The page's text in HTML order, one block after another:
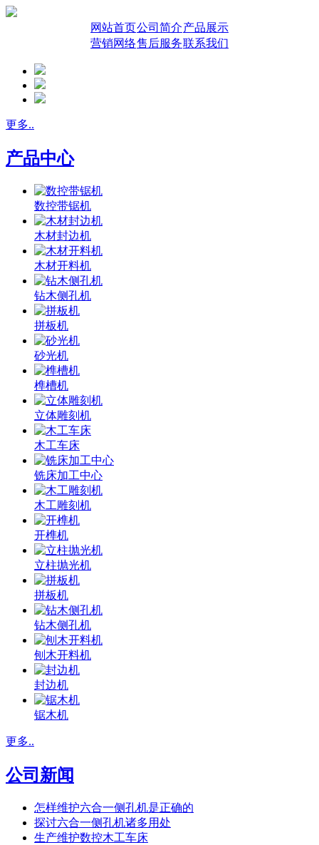
网站首页公司简介产品展示
营销网络售后服务联系我们
更多..
产品中心
数控带锯机
木材封边机
木材开料机
钻木侧孔机
拼板机
砂光机
榫槽机
立体雕刻机
木工车床
铣床加工中心
木工雕刻机
开榫机
立柱抛光机
拼板机
钻木侧孔机
刨木开料机
封边机
锯木机
更多..
公司新闻
怎样维护六合一侧孔机是正确的
探讨六合一侧孔机诸多用处
生产维护数控木工车床